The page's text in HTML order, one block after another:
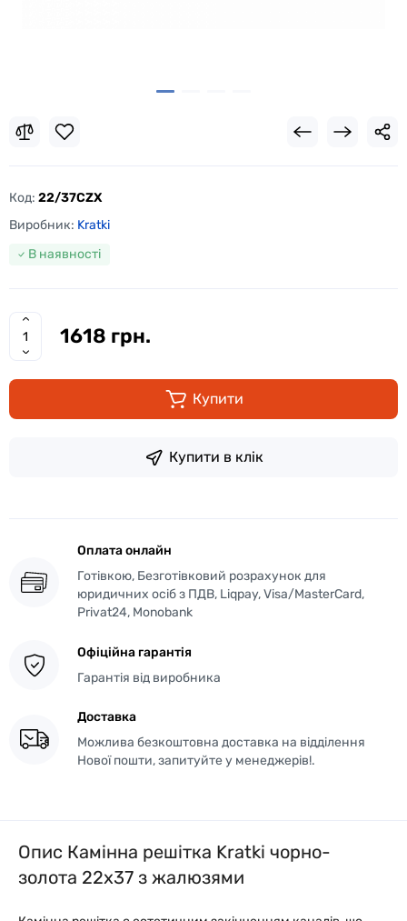
Код: 22/37CZX
Виробник: Kratki
В наявності
1618 грн.
Купити
Купити в клік
Оплата онлайн
Готівкою, Безготівковий розрахунок для
юридичних осіб з ПДВ, Liqpay, Visa/MasterCard,
Privat24, Monobank
Офіційна гарантія
Гарантія від виробника
Доставка
Можлива безкоштовна доставка на відділення
Нової пошти, запитуйте у менеджерів!.
Опис Камінна решітка Kratki чорно-
золота 22x37 з жалюзями